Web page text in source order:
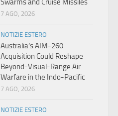
Swarms and Cruise Missiles
7 AGO, 2026
NOTIZIE ESTERO
Australia’s AIM-260
Acquisition Could Reshape
Beyond-Visual-Range Air
Warfare in the Indo-Pacific
7 AGO, 2026
NOTIZIE ESTERO